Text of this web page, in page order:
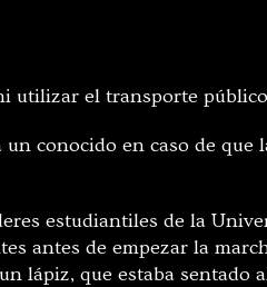
utilizar el transporte
conocido en caso de que
estudiantiles de la
antes de empezar la
lápiz, que estaba sentado